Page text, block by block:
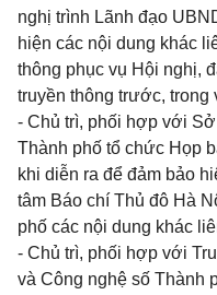
nghị trình Lãnh đạo
hiện các nội dung khác
thông phục vụ Hội nghị,
truyền thông trước, trong
- Chủ trì, phối hợp với
Thành phố tổ chức Họp
khi diễn ra để đảm bảo
tâm Báo chí Thủ đô Hà
phố các nội dung khác
- Chủ trì, phối hợp với
và Công nghệ số Thành